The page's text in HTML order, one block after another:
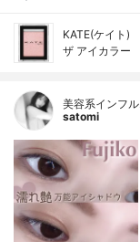
KATE(ケイト)
ザ アイカラー
美容系インフ
satomi